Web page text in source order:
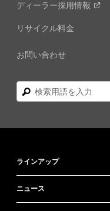
ディーラー採用情報
リサイクル料金
お問い合わせ
検
索
ラインアップ
ニュース